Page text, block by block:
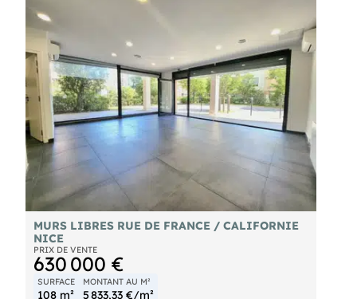
MURS LIBRES RUE DE FRANCE / CALIFORNIE
NICE
PRIX DE VENTE
630 000 €
SURFACE
108 m²
MONTANT AU M²
5 833,33 €/m²